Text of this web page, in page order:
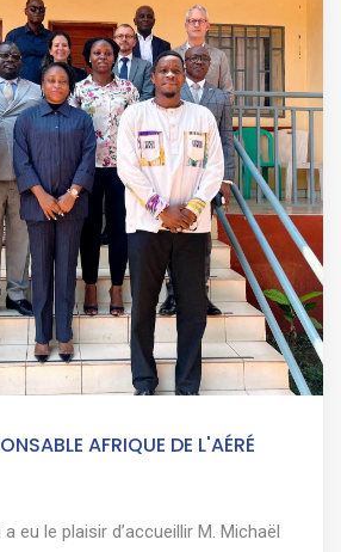
AFRIQUE DE L'AÉRÉ
eu le plaisir d’accueillir M. Michaël